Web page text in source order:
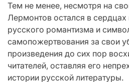
Тем не менее, несмотря на
Лермонтов остался в сердцах
русского романтизма и
самопожертвования за свои
произведения до сих пор
читателей, оставляя его
истории русской литературы.